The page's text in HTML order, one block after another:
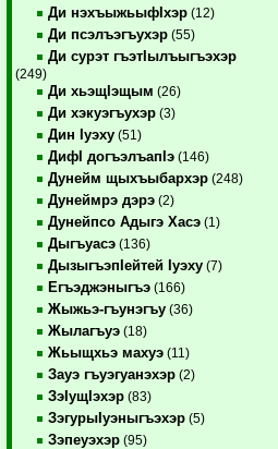
Ди нэхъыжьыфIхэр (12)
Ди псэлъэгъухэр (55)
Ди сурэт гъэтIылъыгъэхэр
(249)
Ди хьэщIэщым (26)
Ди хэкуэгъухэр (3)
Дин Iуэху (51)
ДифI догъэлъапIэ (146)
Дунейм щыхъыбархэр (248)
Дунеймрэ дэрэ (2)
Дунейпсо Адыгэ Хасэ (1)
Дыгъуасэ (136)
ДызыгъэпIейтей Iуэху (7)
Егъэджэныгъэ (166)
Жыжьэ-гъунэгъу (36)
Жылагъуэ (18)
Жьыщхьэ махуэ (11)
Зауэ гъуэгуанэхэр (2)
ЗэIущIэхэр (83)
ЗэгурыIуэныгъэхэр (5)
Зэпеуэхэр (95)